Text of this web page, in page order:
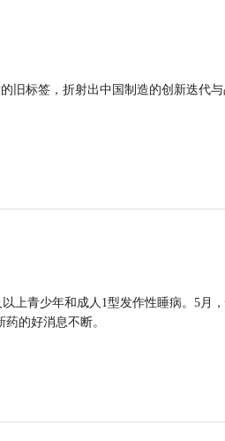
旧标签，折射出中国制造的创新迭代
上青少年和成人1型发作性睡病。5月
的好消息不断。